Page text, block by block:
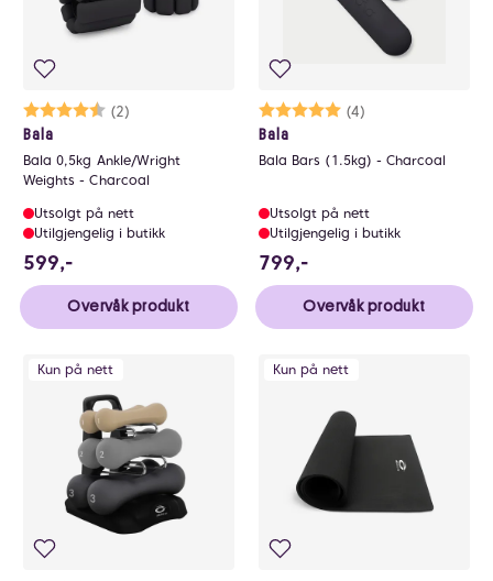
Karakter:
(2)
4.5 av 5 mulige
Bala
Bala 0,5kg Ankle/Wright
Weights - Charcoal
Utsolgt på nett
Utilgjengelig i butikk
599,-
Overvåk produkt
Karakter:
(4)
5.0 av 5 mulige
Bala
Bala Bars (1.5kg) - Charcoal
Utsolgt på nett
Utilgjengelig i butikk
799,-
Overvåk produkt
Kun på nett Kun på nett